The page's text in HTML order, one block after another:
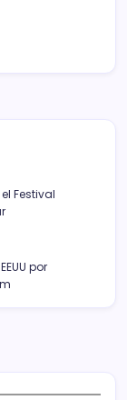
Festival
por